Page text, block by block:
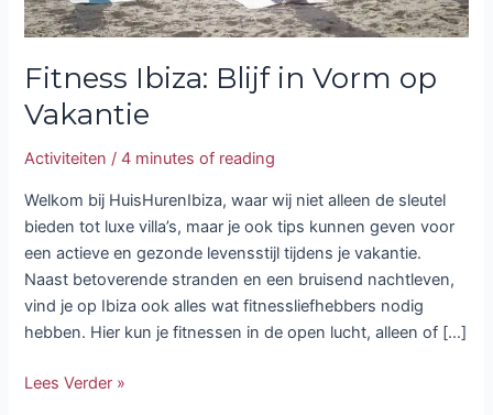
Fitness Ibiza: Blijf in Vorm op
Vakantie
Activiteiten /4 minutes of reading
Welkom bij HuisHurenIbiza, waar wij niet alleen de sleutel
bieden tot luxe villa’s, maar je ook tips kunnen geven voor
een actieve en gezonde levensstijl tijdens je vakantie.
Naast betoverende stranden en een bruisend nachtleven,
vind je op Ibiza ook alles wat fitnessliefhebbers nodig
hebben. Hier kun je fitnessen in de open lucht, alleen of […]
Lees Verder »